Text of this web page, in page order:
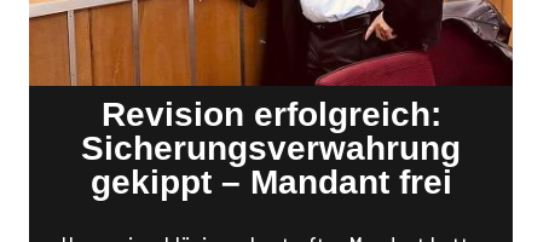
Revision erfolgreich:
Sicherungsverwahrung
gekippt – Mandant frei